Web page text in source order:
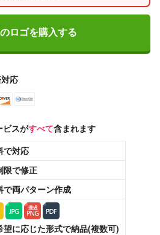
ロゴを購入する
応
ビスがすべて含まれます
で対応
限で修正
で両パターン作成
望に応じた形式で納品(複数可)